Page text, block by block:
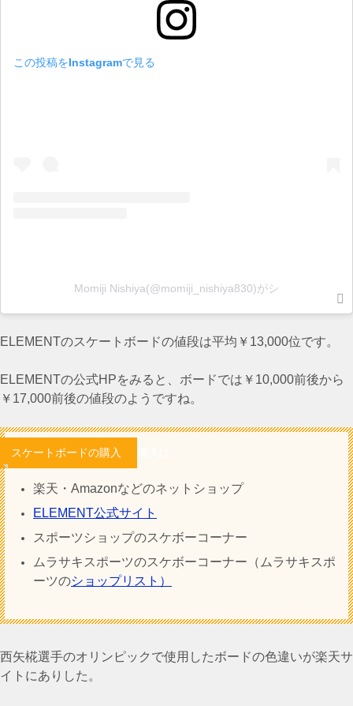
この投稿をInstagramで見る
Momiji Nishiya(@momiji_nishiya830)がシ
ELEMENTのスケートボードの値段は平均￥13,000位です。
ELEMENTの公式HPをみると、ボードでは￥10,000前後から
￥17,000前後の値段のようですね。
スケートボードの購入
楽天・Amazonなどのネットショップ
ELEMENT公式サイト
スポーツショップのスケボーコーナー
ムラサキスポーツのスケボーコーナー（ムラサキスポ
ーツのショップリスト）
西矢椛選手のオリンピックで使用したボードの色違いが楽天サ
イトにありした。